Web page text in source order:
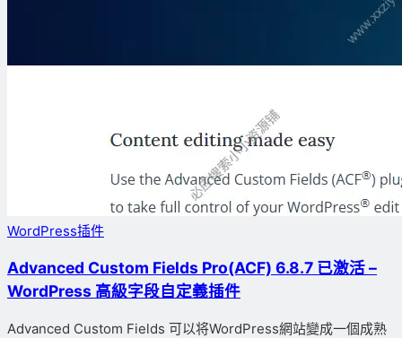
WordPress插件
Advanced Custom Fields Pro(ACF) 6.8.7 已激活 –
WordPress 高級字段自定義插件
Advanced Custom Fields 可以将WordPress網站變成一個成熟